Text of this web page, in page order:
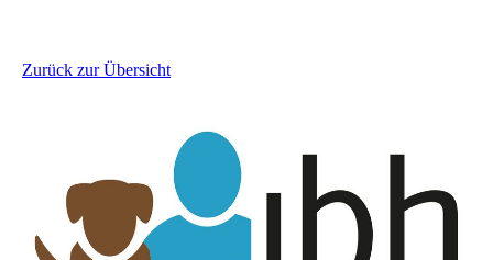
Zurück zur Übersicht